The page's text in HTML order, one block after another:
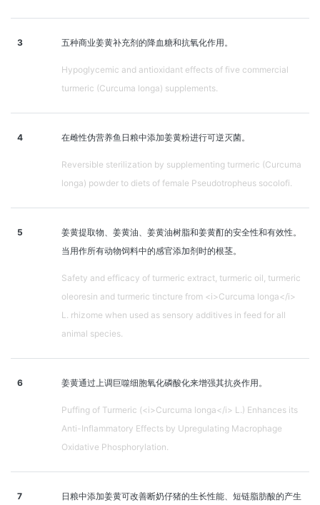
3 五种商业姜黄补充剂的降血糖和抗氧化作用。
Hypoglycemic and antioxidant effects of five commercial
turmeric (Curcuma longa) supplements.
4 在雌性伪营养鱼日粮中添加姜黄粉进行可逆灭菌。
Reversible sterilization by supplementing turmeric (Curcuma
longa) powder to diets of female Pseudotropheus socolofi.
5
姜黄提取物、姜黄油、姜黄油树脂和姜黄酊的安全性和有效性。
当用作所有动物饲料中的感官添加剂时的根茎。
Safety and efficacy of turmeric extract, turmeric oil, turmeric
oleoresin and turmeric tincture from <i>Curcuma longa</i>
L. rhizome when used as sensory additives in feed for all
animal species.
6 姜黄通过上调巨噬细胞氧化磷酸化来增强其抗炎作用。
Puffing of Turmeric (<i>Curcuma longa</i> L.) Enhances its
Anti-Inflammatory Effects by Upregulating Macrophage
Oxidative Phosphorylation.
7
日粮中添加姜黄可改善断奶仔猪的生长性能、短链脂肪酸的产生